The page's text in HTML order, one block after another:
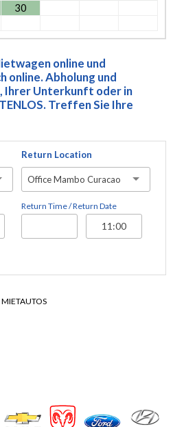
30
online und
online. Abholung und
Ihrer Unterkunft oder in
Treffen Sie Ihre
Return Location
Office Mambo Curacao
Return Time / Return Date
MIETAUTOS